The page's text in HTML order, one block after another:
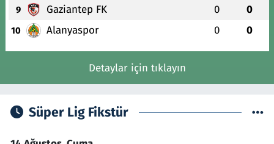
9 Gaziantep FK 0 0
10 Alanyaspor 0 0
Detaylar için tıklayın
Süper Lig Fikstür